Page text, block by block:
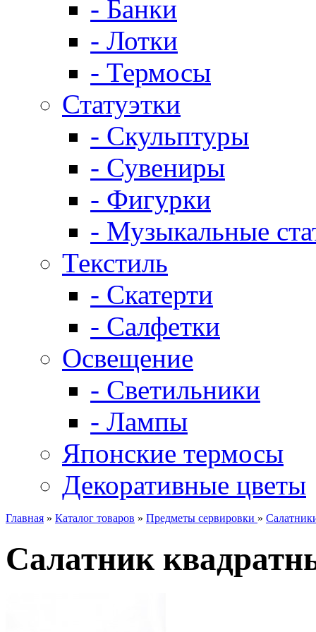
- Банки
- Лотки
- Термосы
Статуэтки
- Скульптуры
- Сувениры
- Фигурки
- Музыкальные
Текстиль
- Скатерти
- Салфетки
Освещение
- Светильники
- Лампы
Японские термосы
Декоративные цветы
Главная » Каталог товаров » Предметы сервировки »
Cалатник